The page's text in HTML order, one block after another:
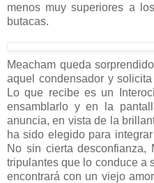
menos muy superiores a
butacas.
Meacham queda
aquel condensador y
Lo que recibe es un
ensamblarlo y en la
anuncia, en vista de la
ha sido elegido para
No sin cierta desconfianza,
tripulantes que lo conduce a
encontrará con un viejo